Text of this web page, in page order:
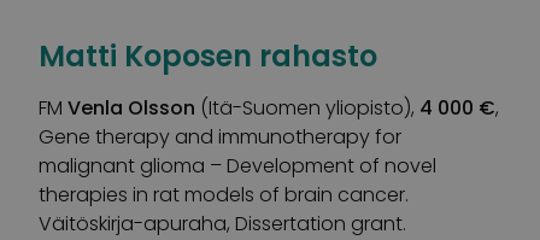
Matti Koposen rahasto
FM Venla Olsson (Itä-Suomen yliopisto), 4 000 €,
Gene therapy and immunotherapy for
malignant glioma – Development of novel
therapies in rat models of brain cancer.
Väitöskirja-apuraha, Dissertation grant.